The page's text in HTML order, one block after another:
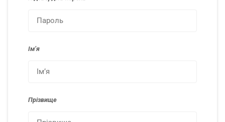
Імʼя
Прізвище